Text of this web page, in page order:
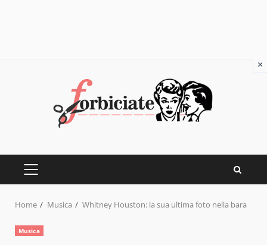
PRIMARY
Home Musica Whitney Houston: la sua ultima foto nella bara
Musica
×